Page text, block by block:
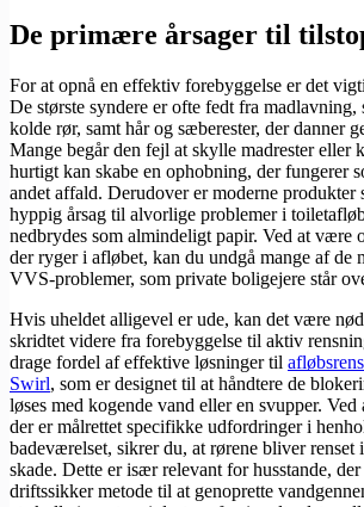
De primære årsager til
For at opnå en effektiv forebyggelse er det
De største syndere er ofte fedt fra madlavning,
kolde rør, samt hår og sæberester, der danner
Mange begår den fejl at skylle madrester eller
hurtigt kan skabe en ophobning, der fungerer
andet affald. Derudover er moderne produkter
hyppig årsag til alvorlige problemer i
nedbrydes som almindeligt papir. Ved at være
der ryger i afløbet, kan du undgå mange af de
VVS-problemer, som private boligejere står
Hvis uheldet alligevel er ude, kan det være
skridtet videre fra forebyggelse til aktiv
drage fordel af effektive løsninger til
Swirl, som er designet til at håndtere de
løses med kogende vand eller en svupper.
der er målrettet specifikke udfordringer i
badeværelset, sikrer du, at rørene bliver renset
skade. Dette er især relevant for husstande,
driftssikker metode til at genoprette